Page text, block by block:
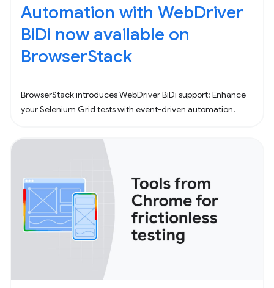
Automation with WebDriver
BiDi now available on
BrowserStack
BrowserStack introduces WebDriver BiDi support: Enhance
your Selenium Grid tests with event-driven automation.